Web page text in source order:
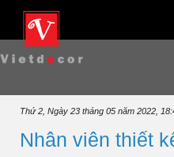
Thứ 2, Ngày 23 tháng 05 năm 2022,
Nhân viên thiết